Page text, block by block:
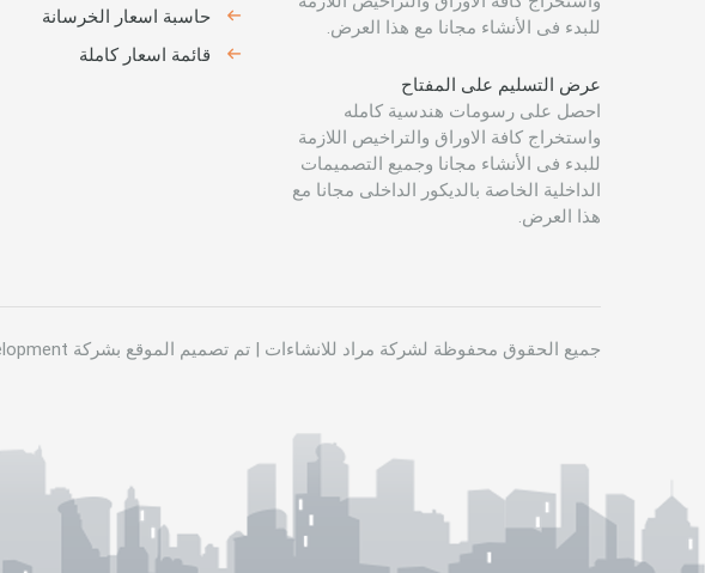
للبدء فى الأنشاء مجانا مع هذا العرض.
عرض التسليم على المفتاح
احصل على رسومات هندسية كامله
واستخراج كافة الاوراق والتراخيص اللازمة
للبدء فى الأنشاء مجانا وجميع التصميمات
الداخلية الخاصة بالديكور الداخلى مجانا مع
هذا العرض.
حاسبة اسعار الخرسانة
قائمة اسعار كاملة
جميع الحقوق محفوظة لشركة مراد للانشاءات | تم تصميم الموقع بشركة